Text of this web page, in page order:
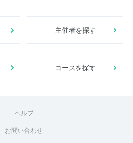
主催者を探す
コースを探す
ヘルプ
お問い合わせ